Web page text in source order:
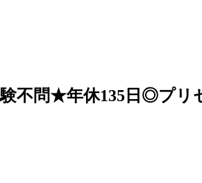
験不問★年休135日◎プ